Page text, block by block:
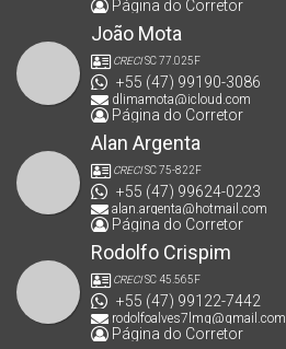
Página do Corretor
João Mota
CRECISC 77.025F
+55 (47) 99190-3086
dlimamota@icloud.com
Página do Corretor
Alan Argenta
CRECISC 75-822F
+55 (47) 99624-0223
alan.argenta@hotmail.com
Página do Corretor
Rodolfo Crispim
CRECISC 45.565F
+55 (47) 99122-7442
rodolfoalves7lmg@gmail.com
Página do Corretor